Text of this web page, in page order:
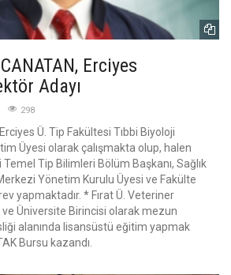
Erciyes
Adayı
298
Ü. Tip Fakültesi Tıbbi Biyoloji
Üyesi olarak çalışmakta olup, halen
Temel Tip Bilimleri Bölüm Başkanı, Sağlık
Yönetim Kurulu Üyesi ve Fakülte
yapmaktadır. * Fırat Ü. Veteriner
Üniversite Birincisi olarak mezun
alanında lisansüstü eğitim yapmak
Bursu kazandı.